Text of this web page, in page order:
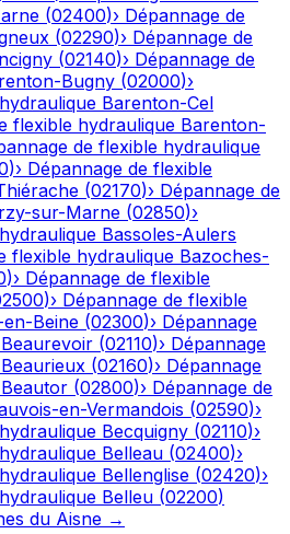
(02400)› Dépannage de
(02290)› Dépannage de
(02140)› Dépannage de
Bugny (02000)›
Barenton-Cel
flexible hydraulique Barenton-
de flexible hydraulique
)› Dépannage de flexible
(02170)› Dépannage de
sur-Marne (02850)›
Bassoles-Aulers
flexible hydraulique Bazoches-
)› Dépannage de flexible
)› Dépannage de flexible
Beine (02300)› Dépannage
Beaurevoir (02110)› Dépannage
Beaurieux (02160)› Dépannage
Beautor (02800)› Dépannage de
en-Vermandois (02590)›
Becquigny (02110)›
Belleau (02400)›
Bellenglise (02420)›
Belleu (02200)
du Aisne →